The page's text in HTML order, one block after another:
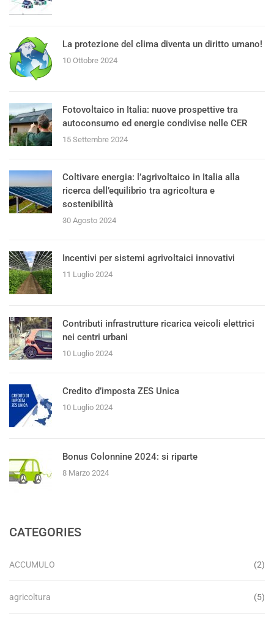
La protezione del clima diventa un diritto umano!
10 Ottobre 2024
Fotovoltaico in Italia: nuove prospettive tra
autoconsumo ed energie condivise nelle CER
15 Settembre 2024
Coltivare energia: l’agrivoltaico in Italia alla
ricerca dell’equilibrio tra agricoltura e
sostenibilità
30 Agosto 2024
Incentivi per sistemi agrivoltaici innovativi
11 Luglio 2024
Contributi infrastrutture ricarica veicoli elettrici
nei centri urbani
10 Luglio 2024
Credito d’imposta ZES Unica
10 Luglio 2024
Bonus Colonnine 2024: si riparte
8 Marzo 2024
CATEGORIES
ACCUMULO (2)
agricoltura (5)